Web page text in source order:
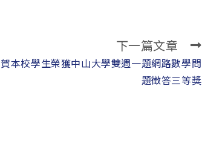
下一篇文章
賀本校學生榮獲中山大學雙週一題網路數學問
題徵答三等獎